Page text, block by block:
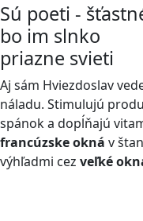
Sú poeti -
bo im slnko
priazne svieti
Aj sám Hviezdoslav
náladu. Stimulujú
spánok a dopĺňajú
francúzske okná v
výhľadmi cez veľké